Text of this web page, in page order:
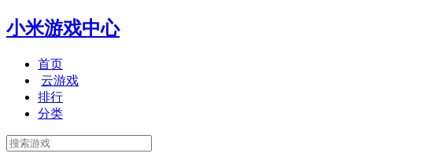
小米游戏中心
首页
云游戏
排行
分类